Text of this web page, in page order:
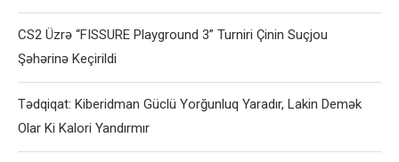
CS2 Üzrə “FISSURE Playground 3” Turniri Çinin Suçjou
Şəhərinə Keçirildi
Tədqiqat: Kiberidman Güclü Yorğunluq Yaradır, Lakin Demək
Olar Ki Kalori Yandırmır